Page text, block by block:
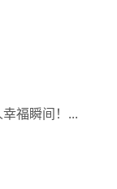
福瞬间！...